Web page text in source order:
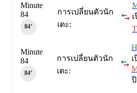
การเปลี่ยนตัวนัก
เตะ:
Minute
84
84‎’‎
การเปลี่ยนตัวนัก
เตะ:
Minute
84
84‎’‎